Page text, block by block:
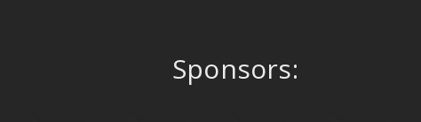
Sponsors: